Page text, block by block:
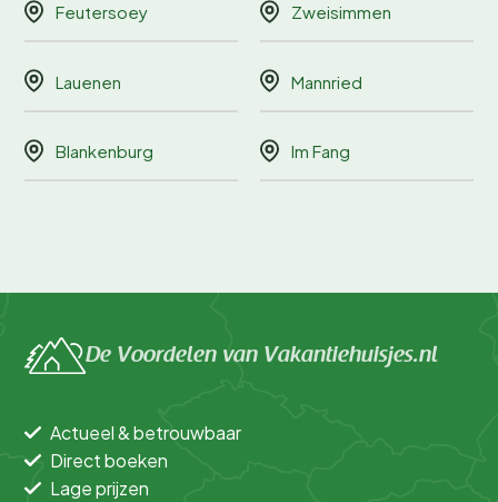
Feutersoey Zweisimmen
Lauenen Mannried
Blankenburg Im Fang
De Voordelen van Vakantiehuisjes.nl
Actueel & betrouwbaar
Direct boeken
Lage prijzen